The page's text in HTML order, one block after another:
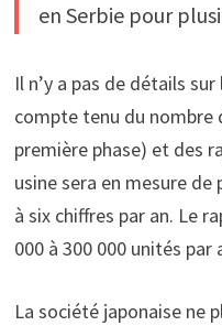
en Serbie pour
Il n’y a pas de détails
compte tenu du nombre
première phase) et des
usine sera en mesure
à six chiffres par an. Le
000 à 300 000 unités par
La société japonaise ne